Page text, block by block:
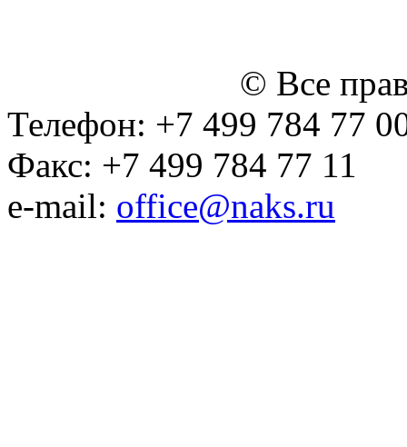
© Все
Телефон: +7 499 784 77
Факс: +7 499 784 77 11
e-mail: office@naks.ru